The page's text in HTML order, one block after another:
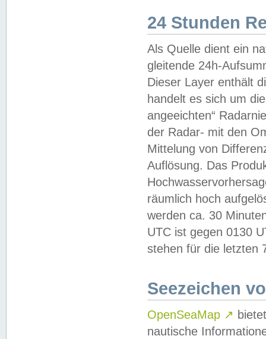
24 Stunden
Als Quelle dient ein
gleitende 24h-
Dieser Layer enthält
handelt es sich um
angeeichten“
der Radar- mit den
Mittelung von
Auflösung. Das
räumlich hoch
werden ca. 30
UTC ist gegen 0130
stehen für die letzten
Seezeichen
OpenSeaMap ↗
nautische